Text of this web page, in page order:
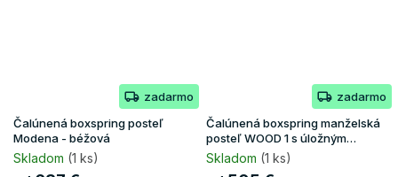
zadarmo
Čalúnená boxspring posteľ
Modena - béžová
Skladom (1 ks)
zadarmo
Čalúnená boxspring manželská
posteľ WOOD 1 s úložným
priestorom - hnedá Paros
Skladom (1 ks)